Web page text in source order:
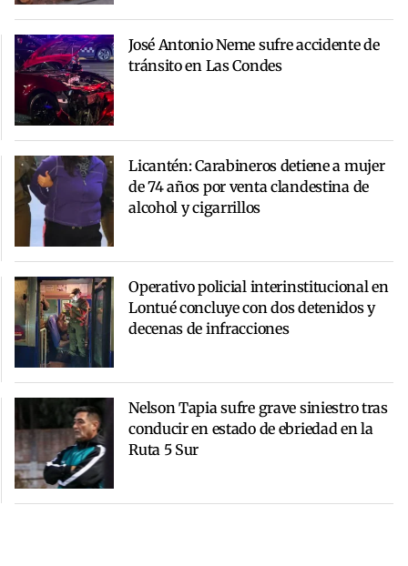
José Antonio Neme sufre accidente de
tránsito en Las Condes
Licantén: Carabineros detiene a mujer
de 74 años por venta clandestina de
alcohol y cigarrillos
Operativo policial interinstitucional en
Lontué concluye con dos detenidos y
decenas de infracciones
Nelson Tapia sufre grave siniestro tras
conducir en estado de ebriedad en la
Ruta 5 Sur